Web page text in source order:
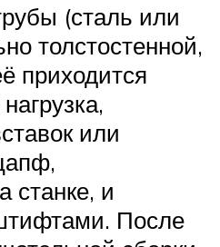
(сталь или
толстостенной,
приходится
или
станке, и
После